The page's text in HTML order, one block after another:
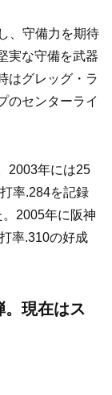
、守備力を期待
実な守備を武器
はグレッグ・ラ
のセンターライ
2003年には25
率.284を記録
2005年に阪神
率.310の好成
現在はス